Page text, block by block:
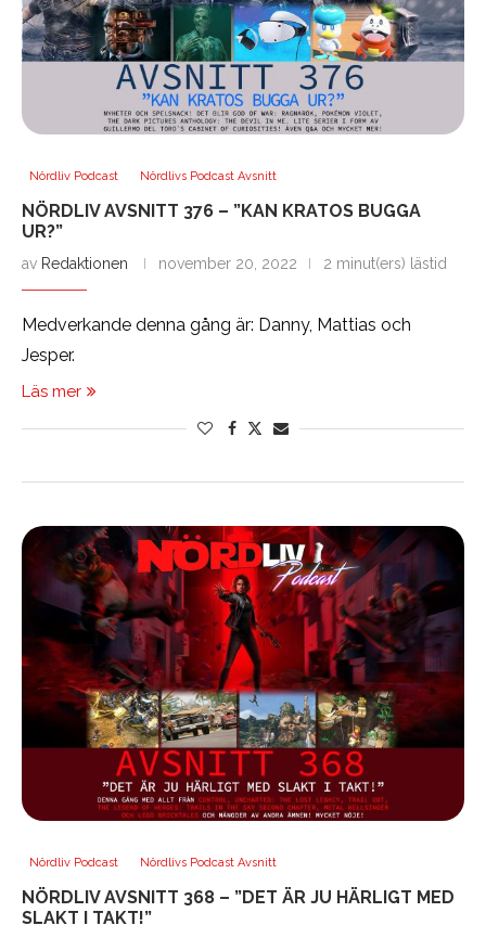
Nördliv Podcast Nördlivs Podcast Avsnitt
NÖRDLIV AVSNITT 376 – ”KAN KRATOS BUGGA
UR?”
av Redaktionen november 20, 2022 2 minut(ers) lästid
Medverkande denna gång är: Danny, Mattias och
Jesper.
Läs mer
Nördliv Podcast Nördlivs Podcast Avsnitt
NÖRDLIV AVSNITT 368 – ”DET ÄR JU HÄRLIGT MED
SLAKT I TAKT!”